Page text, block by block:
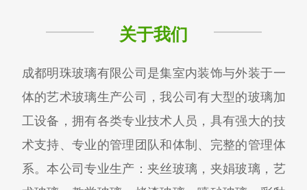
关于我们
成都明珠玻璃有限公司是集室内装饰与外装于一
体的艺术玻璃生产公司，我公司有大型的玻璃加
工设备，拥有各类专业技术人员，具有强大的技
术支持、专业的管理团队和体制、完整的管理体
系。本公司专业生产：夹丝玻璃，夹娟玻璃，艺